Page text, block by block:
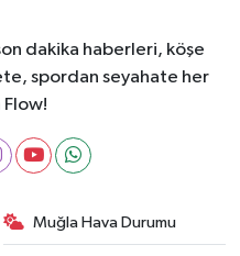
dakika haberleri, köşe
spordan seyahate her
Flow!
Muğla Hava Durumu